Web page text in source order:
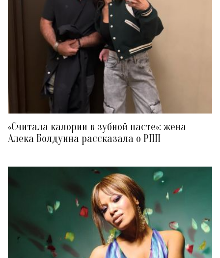
«Считала калории в зубной пасте»: жена
Алека Болдуина рассказала о РПП